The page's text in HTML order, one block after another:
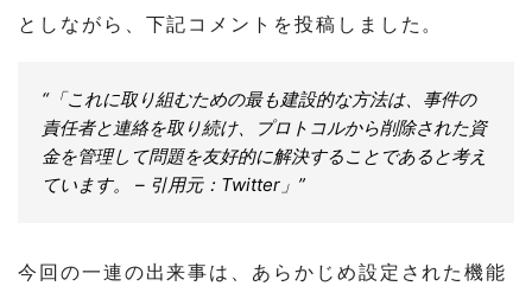
としながら、下記コメントを投稿しました。
“「これに取り組むための最も建設的な方法は、事件の
責任者と連絡を取り続け、プロトコルから削除された資
金を管理して問題を友好的に解決することであると考え
ています。 – 引用元：Twitter」”
今回の一連の出来事は、あらかじめ設定された機能